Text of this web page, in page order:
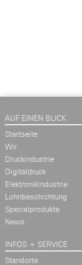
AUF EINEN BLICK
Startseite
Wir
Druckindustrie
Digitaldruck
Elektronikindustrie
Lohnbeschichtung
Spezialprodukte
News
INFOS + SERVICE
Standorte